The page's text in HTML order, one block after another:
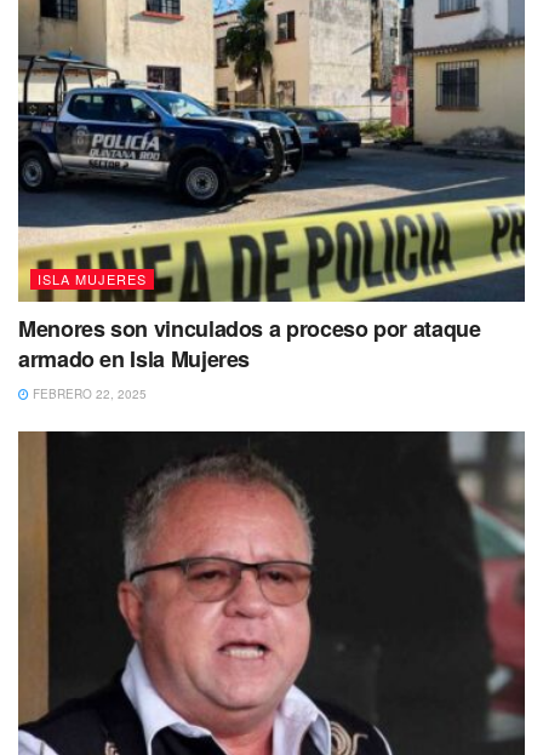
Zofemat, dio a conocer que se está reforzando la limpieza
a través de cuadrillas y trabajadores temporales.
Dichas acciones se han emprendido con la finalidad de
que las playas de Isla Mujeres permanezcan limpias y
puedan seguir dando una buena imagen para goce y
disfrute de las y los isleños, así como de los miles de
turistas que a diario visitan la isla.
Hasta el 24 de febrero han recalado poco más de 25 mil
toneladas de la macro alga en las playas de Quintana
Roo, indicó el reporte más reciente de la entidad.
ISLA MUJERES
Menores son vinculados a proceso por ataque
armado en Isla Mujeres
FEBRERO 22, 2025